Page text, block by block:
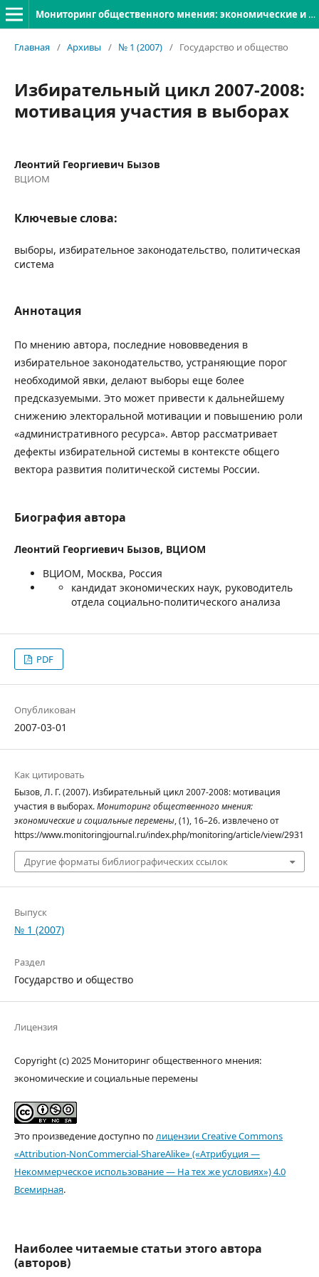
Мониторинг общественного мнения: экономические и социальные перемены
Главная / Архивы / № 1 (2007) / Государство и общество
Избирательный цикл 2007-2008:
мотивация участия в выборах
Леонтий Георгиевич Бызов
ВЦИОМ
Ключевые слова:
выборы, избирательное законодательство, политическая
система
Аннотация
По мнению автора, последние нововведения в
избирательное законодательство, устраняющие порог
необходимой явки, делают выборы еще более
предсказуемыми. Это может привести к дальнейшему
снижению электоральной мотивации и повышению роли
«административного ресурса». Автор рассматривает
дефекты избирательной системы в контексте общего
вектора развития политической системы России.
Биография автора
Леонтий Георгиевич Бызов, ВЦИОМ
ВЦИОМ, Москва, Россия
кандидат экономических наук, руководитель
отдела социально-политического анализа
PDF
Опубликован
2007-03-01
Как цитировать
Бызов, Л. Г. (2007). Избирательный цикл 2007-2008: мотивация
участия в выборах.Мониторинг общественного мнения:
экономические и социальные перемены, (1), 16–26. извлечено от
https://www.monitoringjournal.ru/index.php/monitoring/article/view/2931
Другие форматы библиографических ссылок
Выпуск
№ 1 (2007)
Раздел
Государство и общество
Лицензия
Copyright (c) 2025 Мониторинг общественного мнения:
экономические и социальные перемены
Это произведение доступно полицензии Creative Commons
«Attribution-NonCommercial-ShareAlike» («Атрибуция —
Некоммерческое использование — На тех же условиях») 4.0
Всемирная.
Наиболее читаемые статьи этого автора
(авторов)